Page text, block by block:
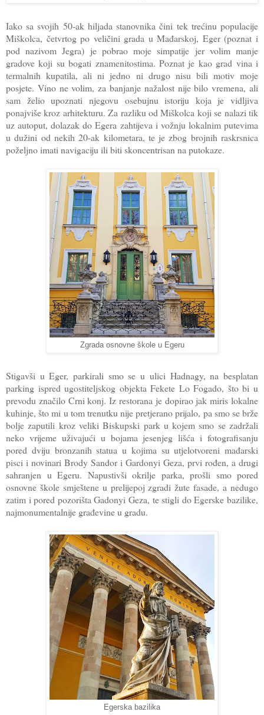
Iako sa svojih 50-ak hiljada stanovnika čini tek trećinu populacije
Miškolca, četvrtog po veličini grada u Mađarskoj, Eger (poznat i
pod nazivom Jegra) je pobrao moje simpatije jer volim manje
gradove koji su bogati znamenitostima. Poznat je kao grad vina i
termalnih kupatila, ali ni jedno ni drugo nisu bili motiv moje
posjete. Vino ne volim, za banjanje nažalost nije bilo vremena, ali
sam želio upoznati njegovu osebujnu istoriju koja je vidljiva
ponajviše kroz arhitekturu. Za razliku od Miškolca koji se nalazi tik
uz autoput, dolazak do Egera zahtijeva i vožnju lokalnim putevima
u dužini od nekih 20-ak kilometara, te je zbog brojnih raskrsnica
poželjno imati navigaciju ili biti skoncentrisan na putokaze.
Zgrada osnovne škole u Egeru
Stigavši u Eger, parkirali smo se u ulici Hadnagy, na besplatan
parking ispred ugostiteljskog objekta Fekete Lo Fogado, što bi u
prevodu značilo Crni konj. Iz restorana je dopirao jak miris lokalne
kuhinje, što mi u tom trenutku nije pretjerano prijalo, pa smo se brže
bolje zaputili kroz veliki Biskupski park u kojem smo se zadržali
neko vrijeme uživajući u bojama jesenjeg lišća i fotografisanju
pored dviju bronzanih statua u kojima su utjelotvoreni mađarski
pisci i novinari Brody Sandor i Gardonyi Geza, prvi rođen, a drugi
sahranjen u Egeru. Napustivši okrilje parka, prošli smo pored
osnovne škole smještene u prelijepoj zgradi žute fasade, a nedugo
zatim i pored pozorišta Gadonyi Geza, te stigli do Egerske bazilike,
najmonumentalnije građevine u gradu.
Egerska bazilika